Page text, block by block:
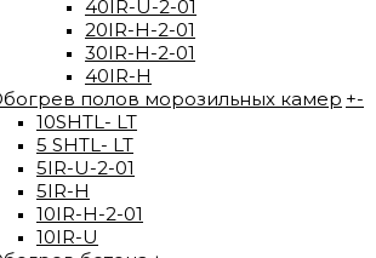
40IR-U-2-01
20IR-H-2-01
30IR-H-2-01
40IR-H
полов морозильных камер +-
10SHTL- LT
5 SHTL- LT
5IR-U-2-01
5IR-H
10IR-H-2-01
10IR-U